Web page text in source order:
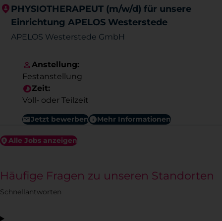
PHYSIOTHERAPEUT (m/w/d) für unsere
Einrichtung APELOS Westerstede
APELOS Westerstede GmbH
Anstellung:
Festanstellung
Zeit:
Voll- oder Teilzeit
Jetzt bewerben Mehr Informationen
Alle Jobs anzeigen
Häufige Fragen zu unseren Standorten
Schnellantworten